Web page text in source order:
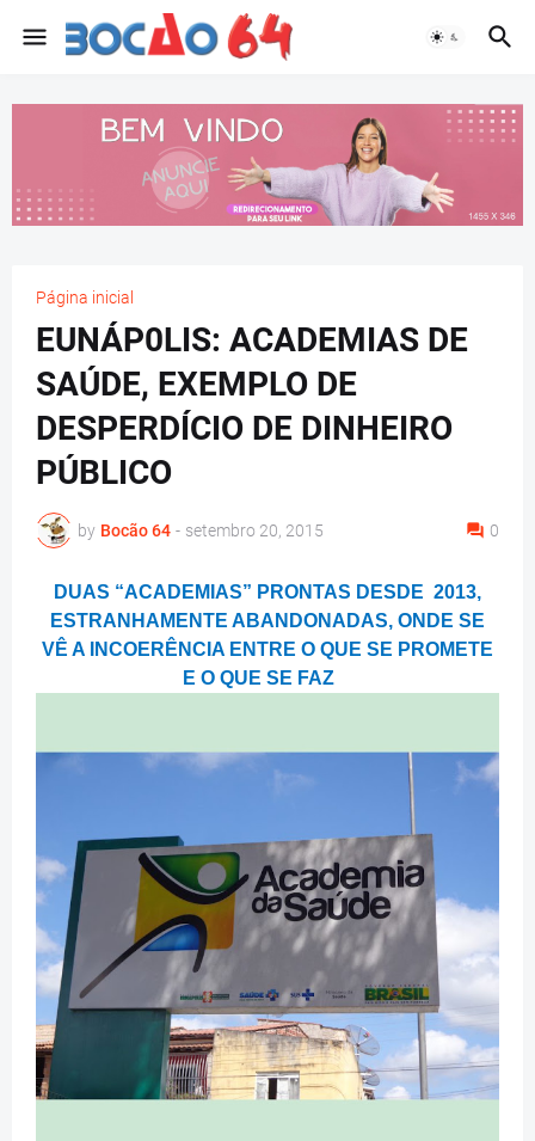
Página inicial
EUNÁP0LIS: ACADEMIAS DE
SAÚDE, EXEMPLO DE
DESPERDÍCIO DE DINHEIRO
PÚBLICO
by Bocão 64 - setembro 20, 2015 0
DUAS “ACADEMIAS” PRONTAS DESDE 2013,
ESTRANHAMENTE ABANDONADAS, ONDE SE
VÊ A INCOERÊNCIA ENTRE O QUE SE PROMETE
E O QUE SE FAZ